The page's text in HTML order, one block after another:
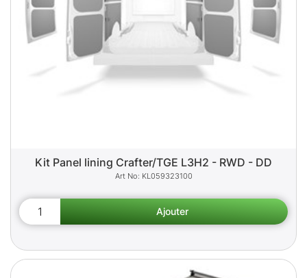
Kit Panel lining Crafter/TGE L3H2 - RWD - DD
KL059323100